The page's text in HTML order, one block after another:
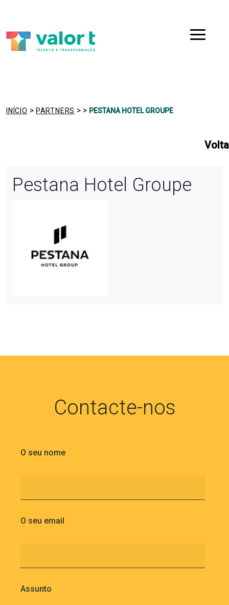
conteúdo
Menu
INÍCIO > PARTNERS > > PESTANA HOTEL GROUPE
Pestana Hotel Groupe
Contacte-nos
O seu nome
O seu email
Assunto